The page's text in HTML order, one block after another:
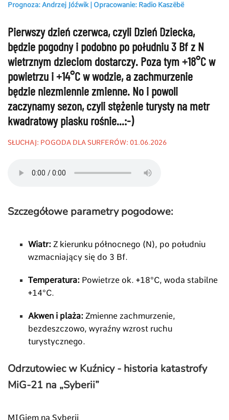
Prognoza: Andrzej Jóźwik | Opracowanie: Radio Kaszëbë
Pierwszy dzień czerwca, czyli Dzień Dziecka,
będzie pogodny i podobno po południu 3 Bf z N
wietrznym dzieciom dostarczy. Poza tym+18°C w
powietrzu i +14°C w wodzie, a zachmurzenie
będzie niezmiennie zmienne. No i powoli
zaczynamy sezon, czyli stężenie turysty na metr
kwadratowy piasku rośnie...:-)
SŁUCHAJ: POGODA DLA SURFERÓW: 01.06.2026
Szczegółowe parametry pogodowe:
Wiatr: Z kierunku północnego (N), po południu
wzmacniający się do 3 Bf.
Temperatura: Powietrze ok. +18°C, woda stabilne
+14°C.
Akwen i plaża: Zmienne zachmurzenie,
bezdeszczowo, wyraźny wzrost ruchu
turystycznego.
Odrzutowiec w Kuźnicy - historia katastrofy
MiG-21 na „Syberii”
MIGiem na Syberii